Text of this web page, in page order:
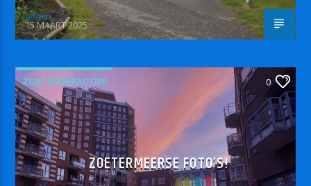
admin
15 MAART 2025
ZOETRMEERACTIEF 0
ZOETERMEERSE FOTO’S!